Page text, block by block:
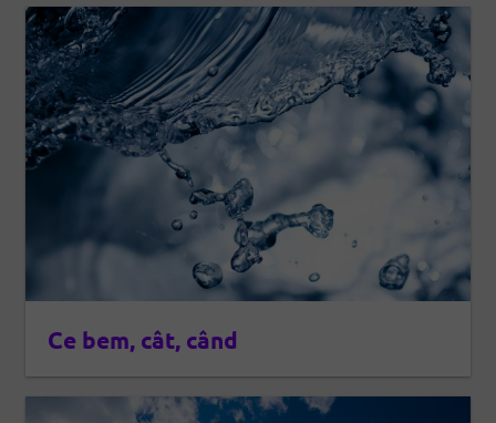
Ce bem, cât, când